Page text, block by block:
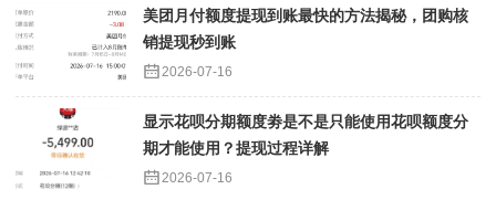
美团月付额度提现到账最快的方法揭秘，团购核
销提现秒到账
2026-07-16
显示花呗分期额度劵是不是只能使用花呗额度分
期才能使用？提现过程详解
2026-07-16